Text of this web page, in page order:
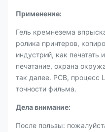
Применение:
Гель кремнезема
ролика принтеров,
индустрий, как печатать
печатание, охрана
так далее. PCB, процесс
точности фильма.
Дела внимание:
После пользы: